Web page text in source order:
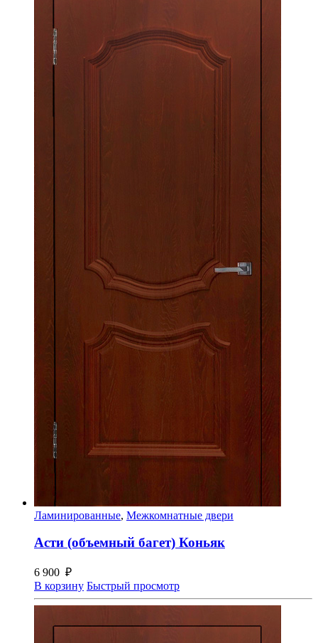
Ламинированные, Межкомнатные двери
Асти (объемный багет) Коньяк
6 900 ₽
В корзину Быстрый просмотр